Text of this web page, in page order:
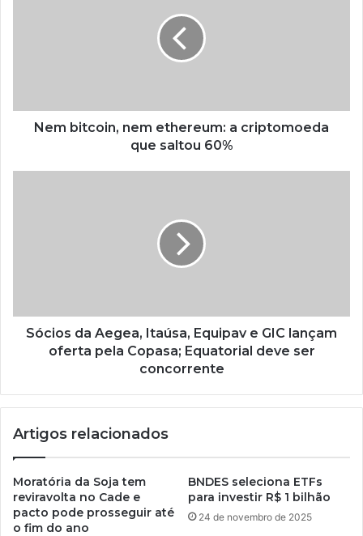
Nem bitcoin, nem ethereum: a criptomoeda
que saltou 60%
Sócios da Aegea, Itaúsa, Equipav e GIC lançam
oferta pela Copasa; Equatorial deve ser
concorrente
Artigos relacionados
Moratória da Soja tem
reviravolta no Cade e
pacto pode prosseguir até
o fim do ano
BNDES seleciona ETFs
para investir R$ 1 bilhão
24 de novembro de 2025